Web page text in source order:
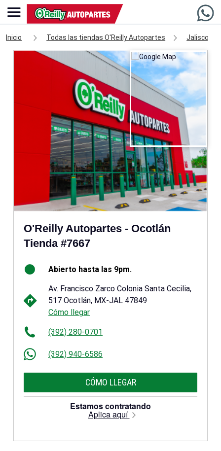
Inicio Todas las tiendas O'Reilly Autopartes Jalisco
O'Reilly Autopartes - Ocotlán
Tienda #7667
Abierto hasta las 9pm.
Av. Francisco Zarco Colonia Santa Cecilia,
517 Ocotlán, MX-JAL 47849
Cómo llegar
(392) 280-0701
(392) 940-6586
CÓMO LLEGAR
Estamos contratando
Aplica aquí